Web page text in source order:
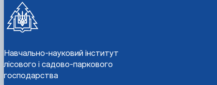
Навчально-науковий інститут
лісового і садово-паркового
господарства